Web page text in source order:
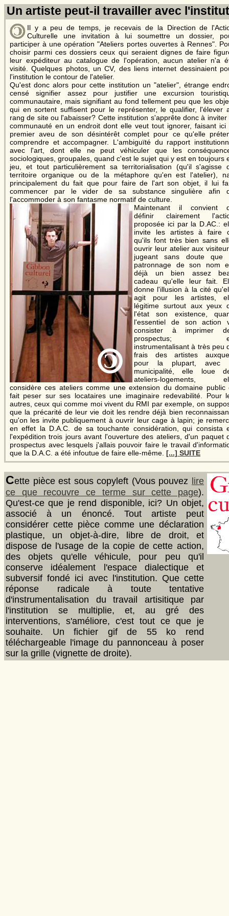
Un artiste peut-il travailler avec
Il y a peu de temps, je recevais de la Direction de
Culturelle une invitation à lui soumettre un dossier,
participer à une opération "Ateliers portes ouvertes à Rennes".
choisir parmi ces dossiers ceux qui seraient dignes de faire
leur expéditeur au catalogue de l'opération, aucun atelier n'a
visité. Quelques photos, un CV, des liens internet dessinaient
l'institution le contour de l'atelier.
Qu'est donc alors pour cette institution un "atelier", étrange
censé signifier assez pour justifier une excursion
communautaire, mais signifiant au fond tellement peu que les
qui en sortent suffisent pour le représenter, le qualifier, l'élever
rang de site ou l'abaisser? Cette institution s'apprête donc à inviter
communauté en un endroit dont elle veut tout ignorer, faisant ici
premier aveu de son désintérêt complet pour ce qu'elle
comprendre et accompagner. L'ambiguïté du rapport
avec l'art, dont elle ne peut véhiculer que les
sociologiques, groupales, quand c'est le sujet qui y est en toujours
jeu, et tout particulièrement sa territorialisation (qu'il s'agisse
territoire organique ou de la métaphore qu'en est l'atelier),
principalement du fait que pour faire de l'art son objet, il lui
commencer par le vider de sa substance singulière afin
l'accommoder à son fantasme normatif de culture.
Maintenant il convient
définir clairement
proposée ici par la D.AC.:
invite les artistes à faire
qu'ils font très bien sans
ouvrir leur atelier aux
jugeant sans doute que
patronnage de son nom
déjà un bien assez
cadeau qu'elle leur fait.
donne l'illusion à la cité
agit pour les artistes,
légitime surtout aux yeux
l'état son existence,
l'essentiel de son action
consister à imprimer
prospectus;
instrumentalisant à très peu
frais des artistes
pour la plupart, avec
municipalité, elle loue
ateliers-logements,
considère ces ateliers comme une extension du domaine public
fait peser sur ses locataires une imaginaire redevabilité. Pour
autres, ceux qui comme moi vivent du RMI par exemple, on
que la précarité de leur vie doit les rendre déjà bien
qu'on les invite publiquement à ouvrir leur cage à lapin; je
en effet la D.A.C. de sa touchante considération, qui consista
l'expédition trois jours avant l'ouverture des ateliers, d'un paquet
prospectus avec lesquels j'allais pouvoir faire le travail
que la D.A.C. a été infoutue de faire elle-même. [...] SUITE
Cette pièce est sous copyleft (Vous pouvez
lire
ce que recouvre ce terme sur cette page).
Qu'est-ce que je rend disponible, ici? Un objet,
associé à un énoncé. Tout artiste peut
considérer cette pièce comme une déclaration
plastique, un objet-à-dire, libre de droit, et
dispose de l'usage de la copie de cette action,
des objets qu'elle véhicule, pour peu qu'il
conserve idéalement l'espace dialectique et
subversif fondé ici avec l'institution. Que cette
réponse radicale à toute tentative
d'instrumentalisation du travail artisitique par
l'institution se multiplie, et, au gré des
interventions, s'améliore, c'est tout ce que je
souhaite. Un fichier gif de 55 ko rend
téléchargeable l'image du pannonceau à poser
sur la grille (vignette de droite).